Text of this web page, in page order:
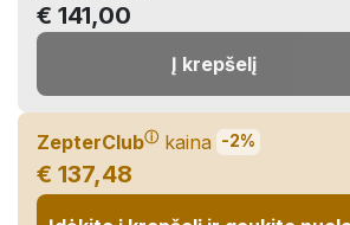
€ 141,00
Į krepšelį
ZepterClubⓘ kaina -2%
€ 137,48